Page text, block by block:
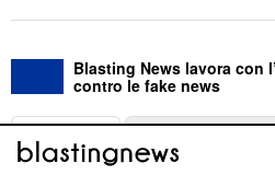
Blasting News lavora con
contro le fake news
ABOUT